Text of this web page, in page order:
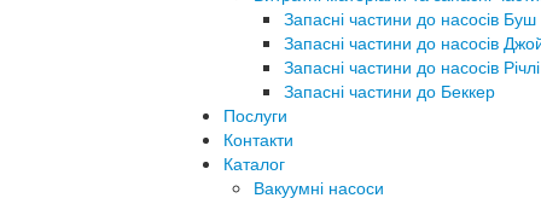
Запасні частини до насосів Буш
Запасні частини до насосів
Запасні частини до насосів Річлі
Запасні частини до Беккер
Послуги
Контакти
Каталог
Вакуумні насоси